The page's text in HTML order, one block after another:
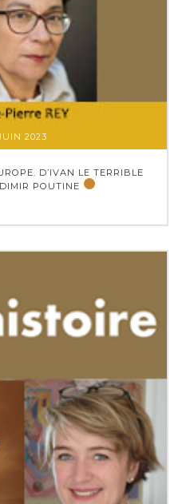
2023
D’IVAN LE TERRIBLE
POUTINE